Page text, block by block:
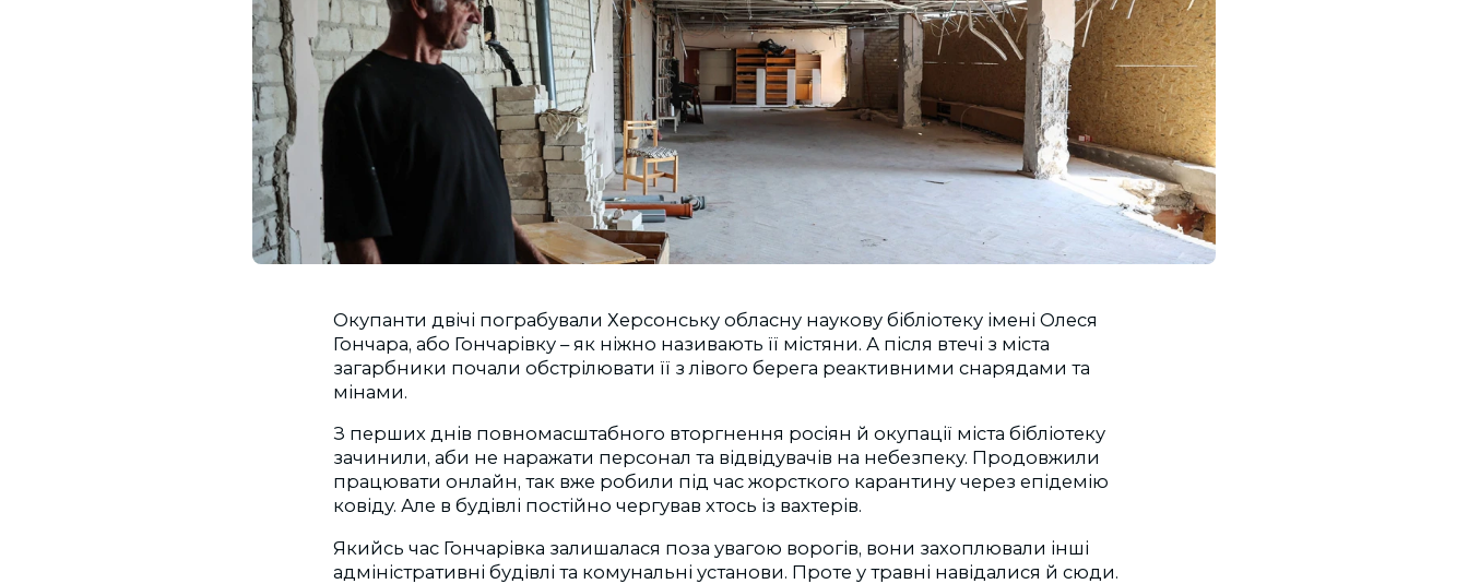
Окупанти двічі пограбували Херсонську обласну наукову бібліотеку імені Олеся
Гончара, або Гончарівку – як ніжно називають її містяни. А після втечі з міста
загарбники почали обстрілювати її з лівого берега реактивними снарядами та
мінами.
З перших днів повномасштабного вторгнення росіян й окупації міста бібліотеку
зачинили, аби не наражати персонал та відвідувачів на небезпеку. Продовжили
працювати онлайн, так вже робили під час жорсткого карантину через епідемію
ковіду. Але в будівлі постійно чергував хтось із вахтерів.
Якийсь час Гончарівка залишалася поза увагою ворогів, вони захоплювали інші
адміністративні будівлі та комунальні установи. Проте у травні навідалися й сюди.